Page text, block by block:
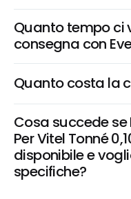
Quanto tempo ci
consegna con
Quanto costa la
Cosa succede se
Per Vitel Tonné
disponibile e
specifiche?